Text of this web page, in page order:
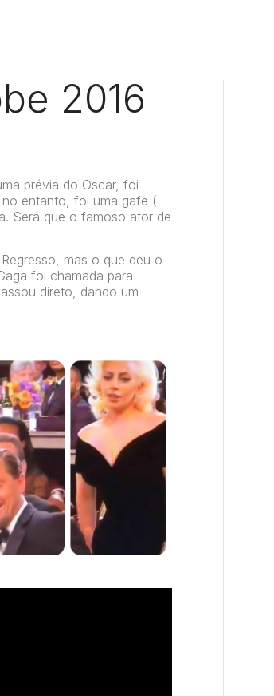
2016
prévia do Oscar, foi
no entanto, foi uma gafe (
Será que o famoso ator de
mas o que deu o
foi chamada para
direto, dando um